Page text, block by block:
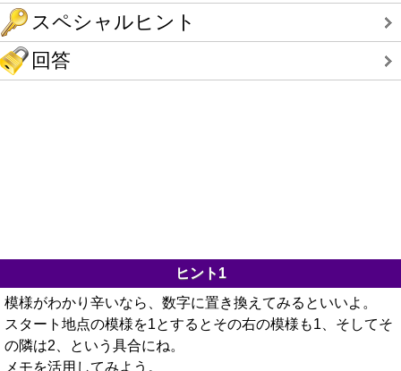
スペシャルヒント
回答
ヒント1
模様がわかり辛いなら、数字に置き換えてみるといいよ。
スタート地点の模様を1とするとその右の模様も1、そしてそ
の隣は2、という具合にね。
メモを活用してみよう。